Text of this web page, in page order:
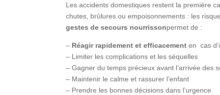
Les accidents domestiques restent la première
chutes, brûlures ou empoisonnements : les
gestes de secours nourrissonpermet de :
– Réagir rapidement et efficacement en cas
– Limiter les complications et les séquelles
– Gagner du temps précieux avant l’arrivée des
– Maintenir le calme et rassurer l’enfant
– Prendre les bonnes décisions dans l’urgence